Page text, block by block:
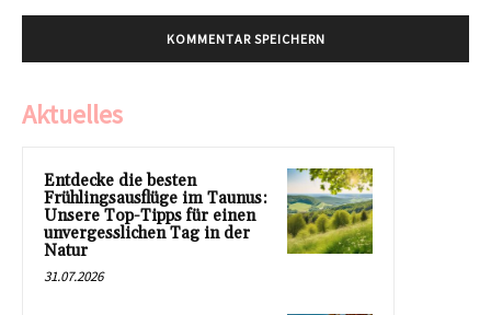
Aktuelles
Entdecke die besten
Frühlingsausflüge im Taunus:
Unsere Top-Tipps für einen
unvergesslichen Tag in der
Natur
31.07.2026